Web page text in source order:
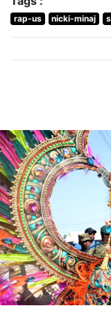
rap-us nicki-minaj